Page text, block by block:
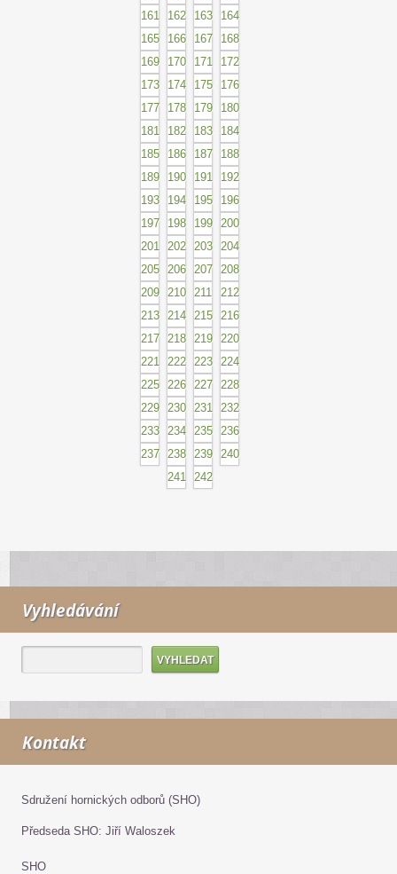
161
162 163
164
165
166 167
168
169
170 171
172
173
174 175
176
177
178 179
180
181
182 183
184
185
186 187
188
189
190 191
192
193
194 195
196
197
198 199
200
201
202 203
204
205
206 207
208
209
210 211
212
213
214 215
216
217
218 219
220
221
222 223
224
225
226 227
228
229
230 231
232
233
234 235
236
237
238 239
240
241
242
Vyhledávání
Kontakt
Sdružení hornických odborů (SHO)
Předseda SHO: Jiří Waloszek
SHO